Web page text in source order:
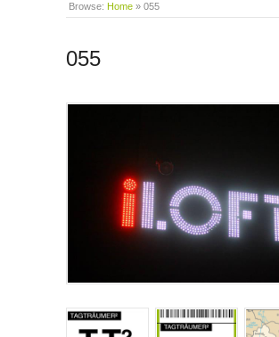
Browse: Home » 055
055